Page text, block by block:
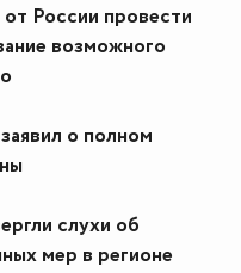
России провести
возможного
о полном
слухи об
мер в регионе